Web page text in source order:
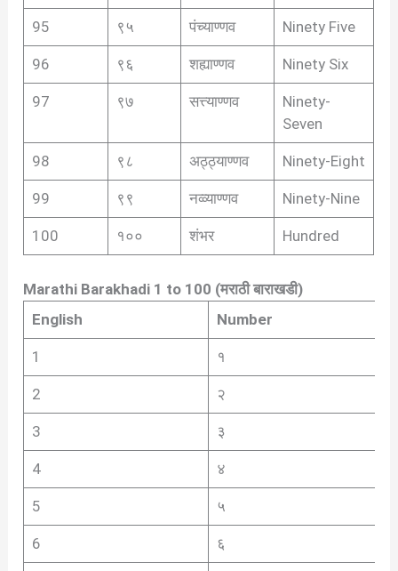
95 ९५ पंच्याण्णव Ninety Five
96 ९६ शह्याण्णव Ninety Six
97 ९७ सत्त्याण्णव
Ninety-
Seven
98 ९८ अठ्ठ्याण्णव Ninety-Eight
99 ९९ नव्व्याण्णव Ninety-Nine
100 १०० शंभर Hundred
Marathi Barakhadi 1 to 100 (मराठी बाराखडी)
English
Number
1 १
2 २
3 ३
4 ४
5 ५
6 ६